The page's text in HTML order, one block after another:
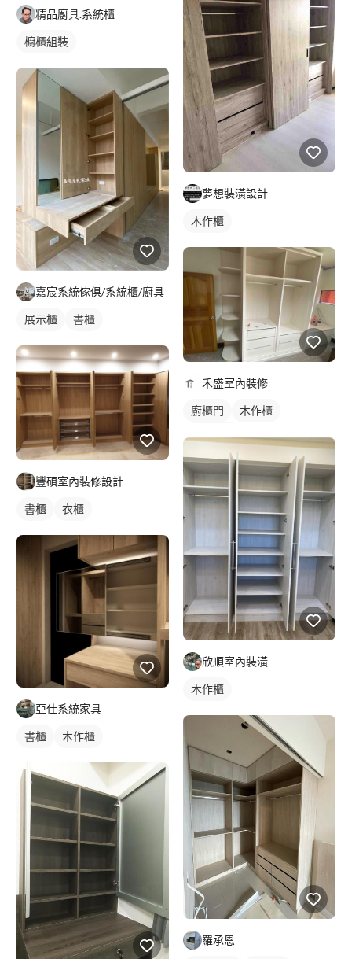
精品廚具.系統櫃
櫥櫃組裝
嘉宸系統傢俱/系統櫃/廚具
展示櫃 書櫃
豐碩室內裝修設計
書櫃 衣櫃
亞仕系統家具
書櫃 木作櫃
夢想裝潢設計
木作櫃
禾盛室內裝修
廚櫃門
木作櫃
欣順室內裝潢
木作櫃
羅承恩